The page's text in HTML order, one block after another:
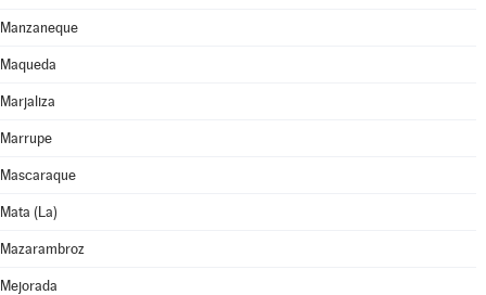
Manzaneque
Maqueda
Marjaliza
Marrupe
Mascaraque
Mata (La)
Mazarambroz
Mejorada